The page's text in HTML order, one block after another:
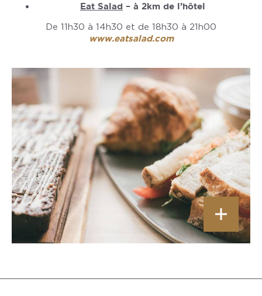
Eat Salad – à 2km de l’hôtel
De 11h30 à 14h30 et de 18h30 à 21h00
www.eatsalad.com